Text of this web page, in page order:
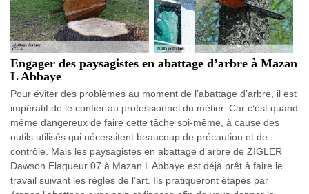
Engager des paysagistes en abattage d’arbre à Mazan
L Abbaye
Pour éviter des problèmes au moment de l’abattage d’arbre, il est
impératif de le confier au professionnel du métier. Car c’est quand
même dangereux de faire cette tâche soi-même, à cause des
outils utilisés qui nécessitent beaucoup de précaution et de
contrôle. Mais les paysagistes en abattage d’arbre de ZIGLER
Dawson Elagueur 07 à Mazan L Abbaye est déjà prêt à faire le
travail suivant les règles de l’art. Ils pratiqueront étapes par